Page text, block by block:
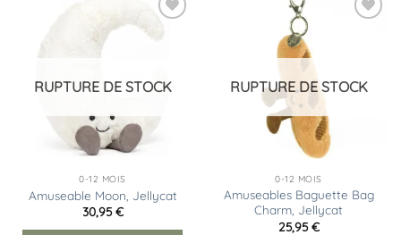
Ajouter
RUPTURE DE STOCK
0-12 MOIS
Amuseable Moon, Jellycat
30,95€
RUPTURE DE STOCK
0-12 MOIS
Amuseables Baguette Bag
Charm, Jellycat
25,95€